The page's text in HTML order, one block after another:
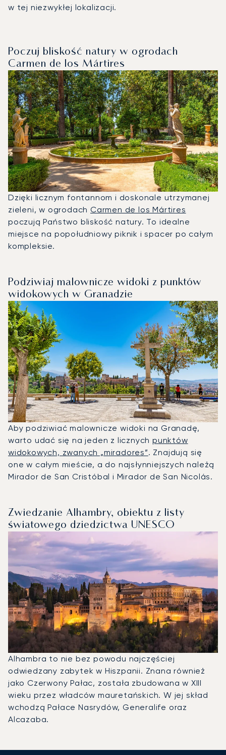
w tej niezwykłej lokalizacji.
Poczuj bliskość natury w ogrodach
Carmen de los Mártires
Dzięki licznym fontannom i doskonale utrzymanej
zieleni, w ogrodachCarmen de los Mártires
poczują Państwo bliskość natury. To idealne
miejsce na popołudniowy piknik i spacer po całym
kompleksie.
Podziwiaj malownicze widoki z punktów
widokowych w Granadzie
Aby podziwiać malownicze widoki na Granadę,
warto udać się na jeden z licznychpunktów
widokowych, zwanych „miradores”. Znajdują się
one w całym mieście, a do najsłynniejszych należą
Mirador de San Cristóbal i Mirador de San Nicolás.
Zwiedzanie Alhambry, obiektu z listy
światowego dziedzictwa UNESCO
Alhambra to nie bez powodu najczęściej
odwiedzany zabytek w Hiszpanii. Znana również
jako Czerwony Pałac, została zbudowana w XIII
wieku przez władców mauretańskich. W jej skład
wchodzą Pałace Nasrydów, Generalife oraz
Alcazaba.